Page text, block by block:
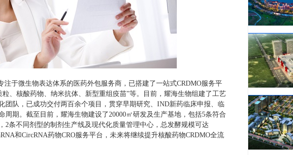
注于微生物表达体系的医药外包服务商，已搭建了一站式CRDMO服务平
、核酸药物、纳米抗体、新型重组疫苗”等。目前，耀海生物组建了工艺
团队，已成功交付两百余个项目，贯穿早期研究、IND新药临床申报、临
周期。截至目前，耀海生物建设了20000㎡研发及生产基地，包括5条符合
2条不同剂型的制剂生产线及现代化质量管理中心，总发酵规模可达
和CircRNA药物CRO服务平台，未来将继续提升核酸药物CRDMO全流